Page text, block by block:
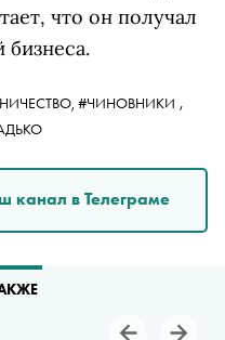
что он получал
бизнеса.
#ЧИНОВНИКИ ,
канал в Телеграме